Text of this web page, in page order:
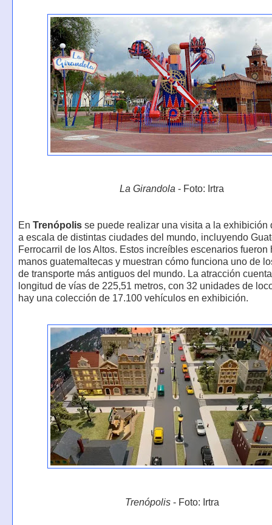
La Girandola - Foto: Irtra
En Trenópolisse puede realizar una visita a la exhibición
a escala de distintas ciudades del mundo, incluyendo
Ferrocarril de los Altos. Estos increíbles escenarios fueron
manos guatemaltecas y muestran cómo funciona uno de
de transporte más antiguos del mundo. La atracción
longitud de vías de 225,51 metros, con 32 unidades de
hay una colección de 17.100 vehículos en exhibición.
Trenópolis- Foto: Irtra